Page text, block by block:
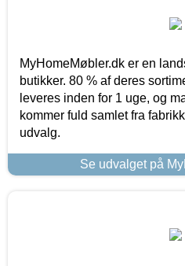
MyHomeMøbler.dk er en
butikker. 80 % af deres
leveres inden for 1 uge, og
kommer fuld samlet fra
udvalg.
Se udvalget på